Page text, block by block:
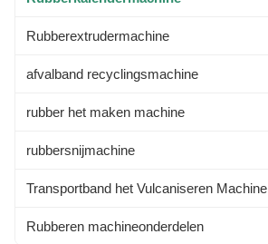
Rubberextrudermachine
afvalband recyclingsmachine
rubber het maken machine
rubbersnijmachine
Transportband het Vulcaniseren Machine
Rubberen machineonderdelen